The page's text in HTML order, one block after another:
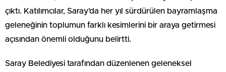
çıktı. Katılımcılar, Saray’da her yıl sürdürülen bayramlaşma
geleneğinin toplumun farklı kesimlerini bir araya getirmesi
açısından önemli olduğunu belirtti.
Saray Belediyesi tarafından düzenlenen geleneksel